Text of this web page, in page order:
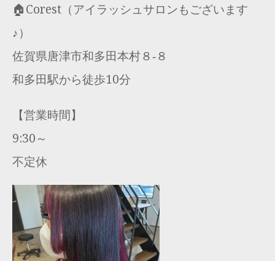
🏠Corest（アイラッシュサロンもございます
♪）
佐賀県唐津市和多田本村８‐８
和多田駅から徒歩10分
【営業時間】
9:30～
不定休